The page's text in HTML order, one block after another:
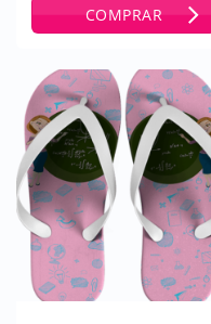
COMPRAR